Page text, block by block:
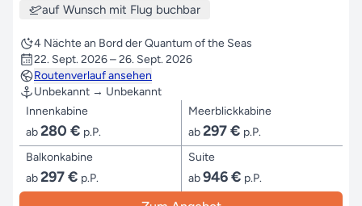
auf Wunsch mit Flug buchbar
4 Nächte an Bord der Quantum of the Seas
22. Sept. 2026 – 26. Sept. 2026
Routenverlauf ansehen
Unbekannt → Unbekannt
Innenkabine
ab280 € p.P.
Meerblickkabine
ab297 € p.P.
Balkonkabine
ab297 € p.P.
Suite
ab946 € p.P.